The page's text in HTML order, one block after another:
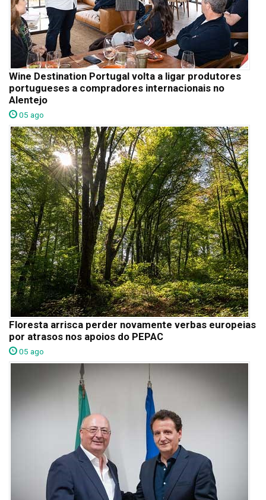
Wine Destination Portugal volta a ligar produtores
portugueses a compradores internacionais no
Alentejo
05 ago
Floresta arrisca perder novamente verbas europeias
por atrasos nos apoios do PEPAC
05 ago